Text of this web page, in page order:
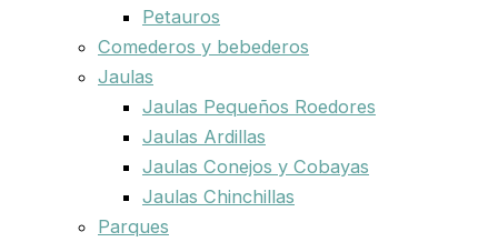
Petauros
Comederos y bebederos
Jaulas
Jaulas Pequeños Roedores
Jaulas Ardillas
Jaulas Conejos y Cobayas
Jaulas Chinchillas
Parques